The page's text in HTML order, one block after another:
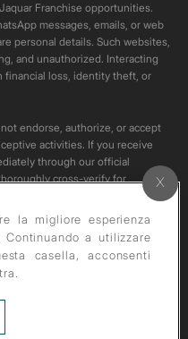
Franchise opportunities.
messages, emails, or web
personal details. Such websites,
and unauthorized. Interacting
financial loss, identity theft, or
endorse, authorize, or accept
activities. If you receive
through our official
cross-verify for
do not download or re-upload
it is strictly prohibited under
la migliore esperienza
a utilizzare
casella, acconsenti
our privacy policy